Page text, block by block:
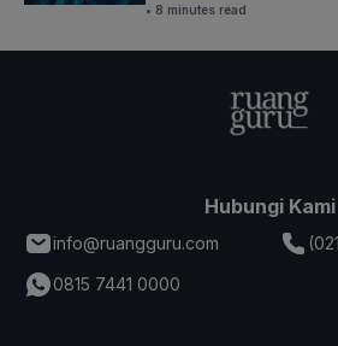
• 8 minutes read
Hubungi Kami
info@ruangguru.com
0815 7441 0000